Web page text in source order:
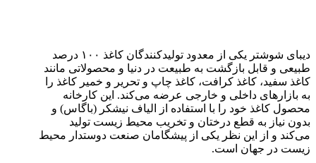
دیبای شوشتر یکی از معدود تولیدکنندگان کاغذ ۱۰۰ درصد
طبیعی و قابل بازگشت به طبیعت در دنیا و محصولاتی مانند
کاغذ سفید، کاغذ کرافت، کاغذ چاپ و تحریر و خمیر کاغذ را
به بازارهای داخلی و خارجی عرضه می‌کند. این کارخانه
محصول کاغذ خود را با استفاده از الیاف نیشکر (باگاس) و
بدون نیاز به قطع درختان و تخریب محیط زیست تولید
می‌کند و از این نظر یکی از پیشگامان صنعت دوستدار محیط
زیست در جهان است.